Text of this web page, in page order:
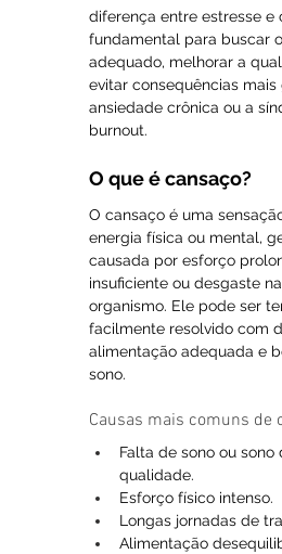
diferença entre estresse e
fundamental para buscar
adequado, melhorar a
evitar consequências mais
ansiedade crônica ou a
burnout.
O que é cansaço?
O cansaço é uma
energia física ou mental,
causada por esforço
insuficiente ou desgaste
organismo. Ele pode ser
facilmente resolvido com
alimentação adequada e
sono.
Causas mais comuns de
Falta de sono ou sono
qualidade.
Esforço físico intenso.
Longas jornadas de
Alimentação